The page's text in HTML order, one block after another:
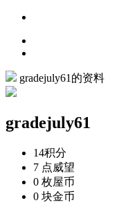
gradejuly61的资料
gradejuly61
14积分
7 点威望
0 枚屋币
0 块金币